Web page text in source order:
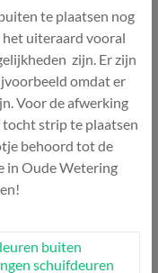
te plaatsen nog
het uiteraard vooral
zijn. Er zijn
omdat er
Voor de afwerking
tocht strip te plaatsen
behoord tot de
in Oude Wetering
buiten
schuifdeuren